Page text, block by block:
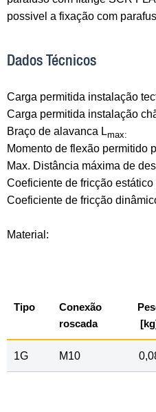
possivel a fixação com
Dados Técnicos
Carga permitida instalação
Carga permitida instalação
Braço de alavanca Lmax:
Momento de flexão permitido
Max. Distância máxima de
Coeficiente de fricção estático
Coeficiente de fricção
Material:
Tipo
Conexão
roscada
1G M10